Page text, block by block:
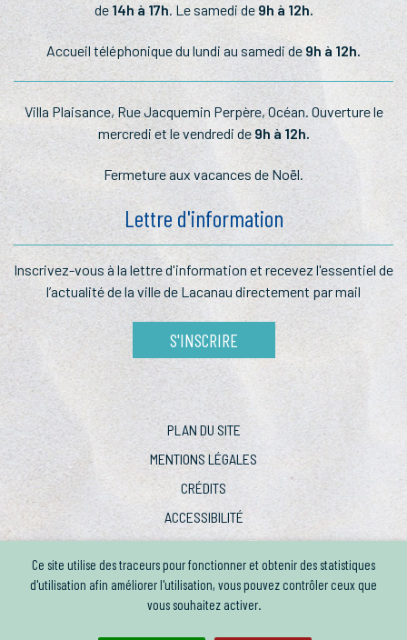
Ce site utilise des traceurs pour fonctionner et obtenir des statistiques
d'utilisation afin améliorer l'utilisation, vous pouvez contrôler ceux que
vous souhaitez activer.
de 14h à 17h. Le samedi de 9h à 12h.
Accueil téléphonique du lundi au samedi de9h à 12h.
Villa Plaisance, Rue Jacquemin Perpère, Océan. Ouverture le
mercredi et le vendredi de 9h à 12h.
Fermeture aux vacances de Noël.
Lettre d'information
Inscrivez-vous à la lettred'information et recevez l'essentiel de
l’actualité de la ville de Lacanau directement par mail
S'INSCRIRE
PLAN DU SITE
MENTIONS LÉGALES
CRÉDITS
ACCESSIBILITÉ